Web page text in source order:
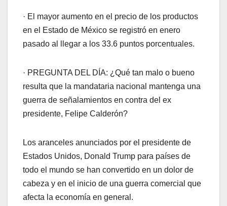
· El mayor aumento en el precio de los productos
en el Estado de México se registró en enero
pasado al llegar a los 33.6 puntos porcentuales.
· PREGUNTA DEL DÍA: ¿Qué tan malo o bueno
resulta que la mandataria nacional mantenga una
guerra de señalamientos en contra del ex
presidente, Felipe Calderón?
Los aranceles anunciados por el presidente de
Estados Unidos, Donald Trump para países de
todo el mundo se han convertido en un dolor de
cabeza y en el inicio de una guerra comercial que
afecta la economía en general.